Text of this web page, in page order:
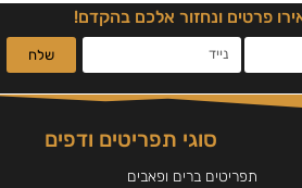
פרטים ונחזור אלכם בהקדם!
שלח
סוגי תפריטים ודפים
תפריטים ברים ופאבים